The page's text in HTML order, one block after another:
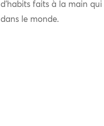
d’habits faits à la main
dans le monde.